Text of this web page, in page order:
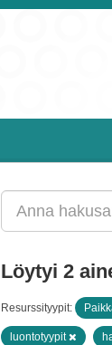
Löytyi 2
Resurssityypit:
luontotyypit